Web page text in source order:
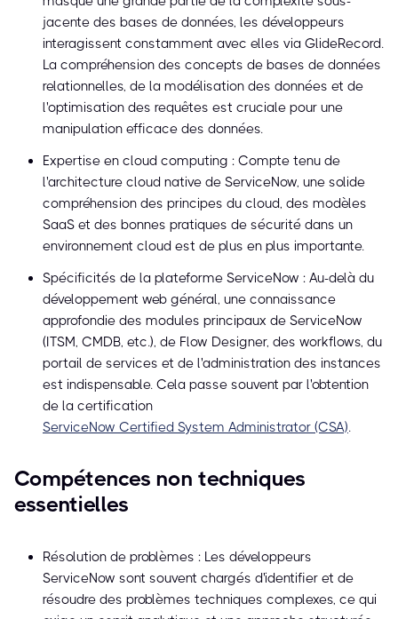
jacente des bases de données, les développeurs
interagissent constamment avec elles via GlideRecord.
La compréhension des concepts de bases de données
relationnelles, de la modélisation des données et de
l'optimisation des requêtes est cruciale pour une
manipulation efficace des données.
Expertise en cloud computing : Compte tenu de
l'architecture cloud native de ServiceNow, une solide
compréhension des principes du cloud, des modèles
SaaS et des bonnes pratiques de sécurité dans un
environnement cloud est de plus en plus importante.
Spécificités de la plateforme ServiceNow : Au-delà du
développement web général, une connaissance
approfondie des modules principaux de ServiceNow
(ITSM, CMDB, etc.), de Flow Designer, des workflows, du
portail de services et de l'administration des instances
est indispensable. Cela passe souvent par l'obtention
de la certification
ServiceNow Certified System Administrator (CSA).
Compétences non techniques
essentielles
Résolution de problèmes : Les développeurs
ServiceNow sont souvent chargés d'identifier et de
résoudre des problèmes techniques complexes, ce qui